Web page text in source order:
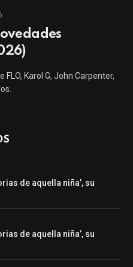
Karol G, John Carpenter,
de aquella niña’, su
de aquella niña’, su